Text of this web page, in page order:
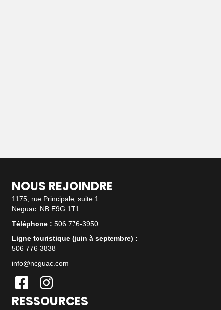
NOUS REJOINDRE
1175, rue Principale, suite 1
Neguac, NB E9G 1T1
Téléphone : 506 776-3950
Ligne touristique (juin à septembre) :
506 776-3838
info@neguac.com
RESSOURCES